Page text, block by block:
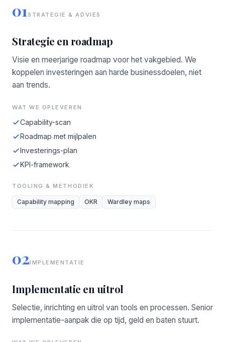
01STRATEGIE & ADVIES
Strategie en roadmap
Visie en meerjarige roadmap voor het vakgebied. We
koppelen investeringen aan harde businessdoelen, niet
aan trends.
WAT WE OPLEVEREN
Capability-scan
Roadmap met mijlpalen
Investerings-plan
KPI-framework
TOOLING & METHODIEK
Capability mapping OKR Wardley maps
02IMPLEMENTATIE
Implementatie en uitrol
Selectie, inrichting en uitrol van tools en processen. Senior
implementatie-aanpak die op tijd, geld en baten stuurt.